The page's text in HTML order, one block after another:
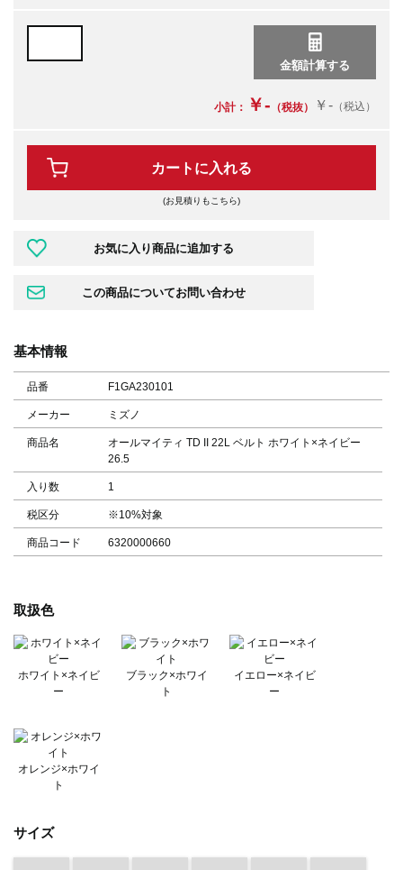
小計： ￥- （税抜） ￥- （税込）
カートに入れる
(お見積りもこちら)
基本情報
品番 F1GA230101
メーカー ミズノ
商品名
オールマイティ TD II 22L ベルト ホワイト×ネイビー
26.5
入り数 1
税区分 ※10%対象
商品コード 6320000660
取扱色
ホワイト×ネイビ
ー
ブラック×ホワイ
ト
イエロー×ネイビ
ー
オレンジ×ホワイ
ト
サイズ